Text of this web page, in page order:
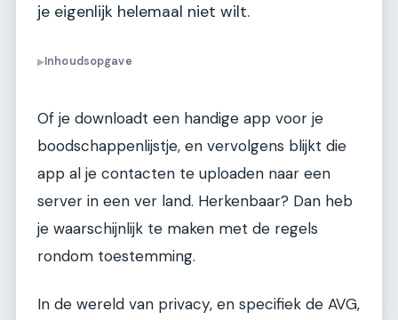
je eigenlijk helemaal niet wilt.
▶Inhoudsopgave
Of je downloadt een handige app voor je
boodschappenlijstje, en vervolgens blijkt die
app al je contacten te uploaden naar een
server in een ver land. Herkenbaar? Dan heb
je waarschijnlijk te maken met de regels
rondom toestemming.
In de wereld van privacy, en specifiek de AVG,